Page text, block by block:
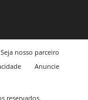
Seja nosso parceiro
Anuncie
reservados.